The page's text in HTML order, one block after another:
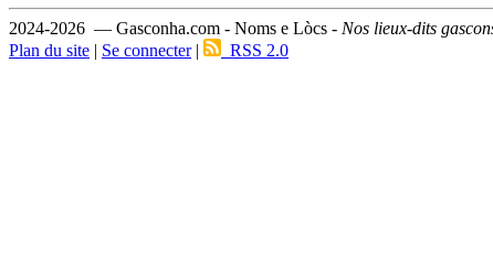
2024-2026 — Gasconha.com - Noms e Lòcs - Nos lieux-dits
Plan du site | Se connecter| RSS 2.0